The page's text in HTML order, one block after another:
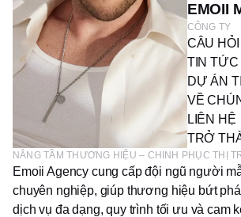
EMOII
CÔNG TY
CÂU
TIN TỨC
DỰ ÁN
VỀ
LIÊN HỆ
TRỞ
NÂNG TẦM THƯƠNG HIỆU – CHINH PHỤC THỊ
Emoii Agency cung cấp đội ngũ người
chuyên nghiệp, giúp thương hiệu bứt
dịch vụ đa dạng, quy trình tối ưu và cam